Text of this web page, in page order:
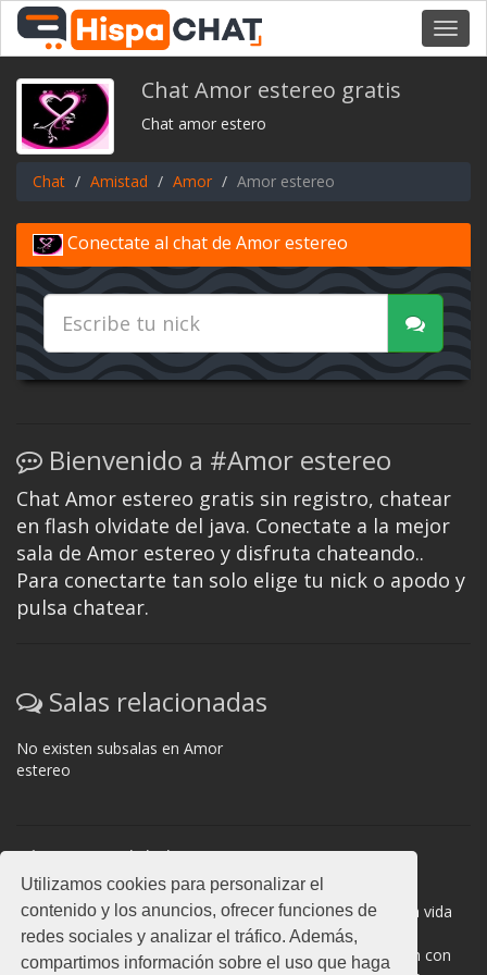
Utilizamos cookies para personalizar el
contenido y los anuncios, ofrecer funciones de
redes sociales y analizar el tráfico. Además,
compartimos información sobre el uso que haga
Chat Amor estereo gratis
Chat amor estero
Chat Amistad Amor Amor estereo
Conectate al chat de Amor estereo
Bienvenido a #Amor estereo
Chat Amor estereo gratis sin registro, chatear
en flash olvidate del java. Conectate a la mejor
sala de Amor estereo y disfruta chateando..
Para conectarte tan solo elige tu nick o apodo y
pulsa chatear.
Salas relacionadas
No existen subsalas en Amor
estereo
Normas del chat
#Amor estereo es una sala donde participan cientos de
personas. Mantén la educación y compórtate como en la vida
real. La privacidad de los usuarios es muy importante, no
facilites información de terceros. Todas las salas cuentan con